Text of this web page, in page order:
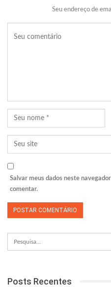
Seu endereço de
Salvar meus dados neste
comentar.
Posts Recentes